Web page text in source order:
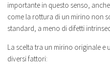
importante in questo senso,
come la rottura di un mirino non
standard, a meno di difetti
La scelta tra un mirino originale
diversi fattori: